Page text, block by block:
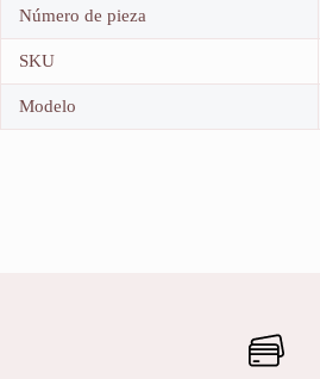
Número de pieza
SKU
Modelo